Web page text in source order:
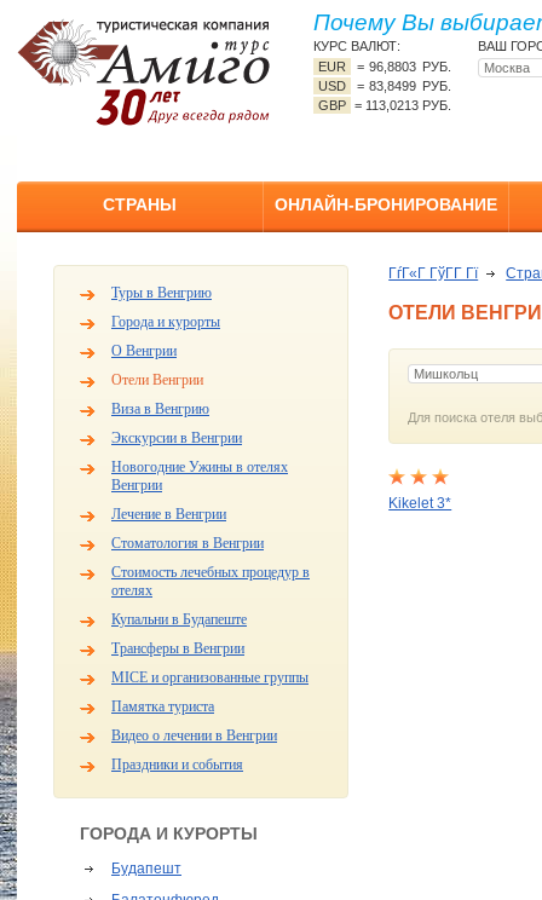
Почему Вы
КУРС ВАЛЮТ:
EUR
=96,8803 РУБ.
USD
=83,8499 РУБ.
GBP = 113,0213 РУБ.
ВАШ
СТРАНЫ ОНЛАЙН-БРОНИРОВАНИЕ
Туры в Венгрию
Города и курорты
О Венгрии
Отели Венгрии
Виза в Венгрию
Экскурсии в Венгрии
Новогодние Ужины в отелях
Венгрии
Лечение в Венгрии
Стоматология в Венгрии
Стоимость лечебных процедур в
отелях
Купальни в Будапеште
Трансферы в Венгрии
MICE и организованные группы
Памятка туриста
Видео о лечении в Венгрии
Праздники и события
ГОРОДА И КУРОРТЫ
Будапешт
ГѓГ«Г ГўГ­Г Гї
ОТЕЛИ
Для поиска отеля
Kikelet 3*